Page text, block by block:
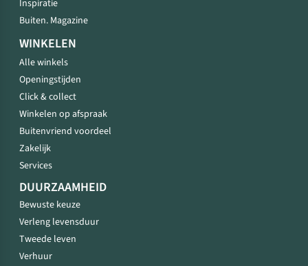
Inspiratie
Buiten. Magazine
WINKELEN
Alle winkels
Openingstijden
Click & collect
Winkelen op afspraak
Buitenvriend voordeel
Zakelijk
Services
DUURZAAMHEID
Bewuste keuze
Verleng levensduur
Tweede leven
Verhuur